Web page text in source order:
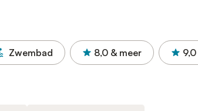
Zwembad 8,0 & meer 9,0